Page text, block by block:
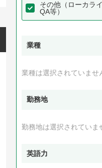
その他（ローカラ
QA等）
業種
業種は選択されていませ
勤務地
勤務地は選択されていま
英語力